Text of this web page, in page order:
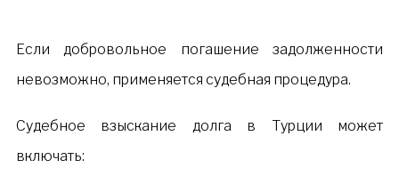
Если добровольное погашение задолженности
невозможно, применяется судебная процедура.
Судебное взыскание долга в Турции может
включать: